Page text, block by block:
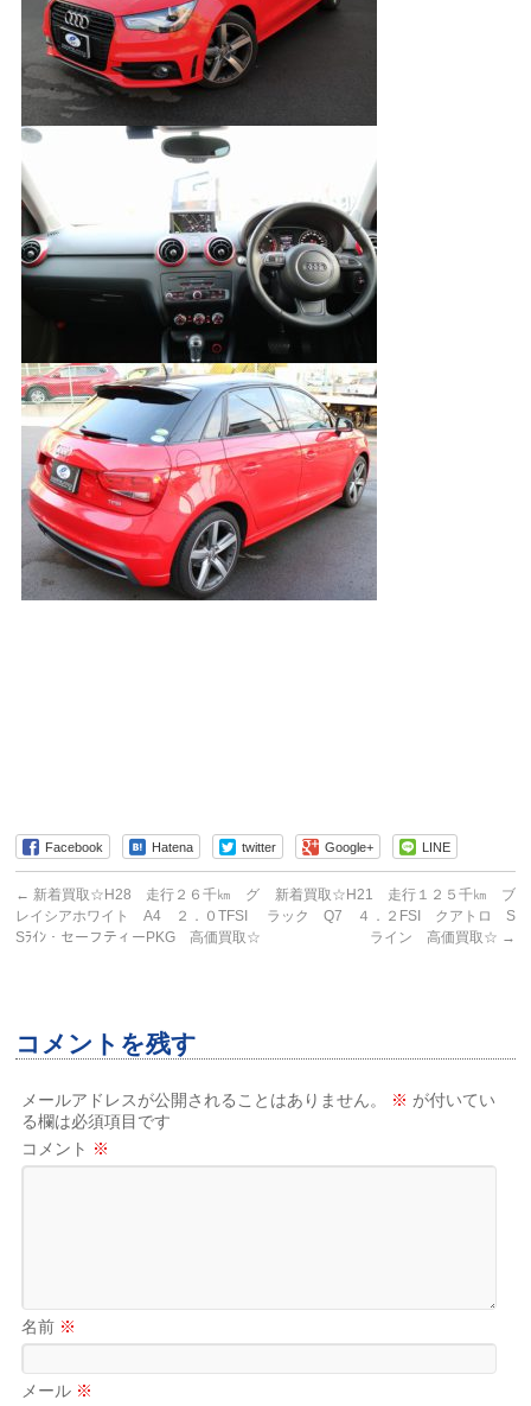
Facebook Hatena twitter Google+ LINE
← 新着買取☆H28 走行２６千㎞ グ
レイシアホワイト A4 ２．０TFSI
Sﾗｲﾝ・セーフティーPKG 高価買取☆
新着買取☆H21 走行１２５千㎞ ブ
ラック Q7 ４．２FSI クアトロ S
ライン 高価買取☆ →
コメントを残す
メールアドレスが公開されることはありません。 ※ が付いてい
る欄は必須項目です
コメント ※
名前 ※
メール ※